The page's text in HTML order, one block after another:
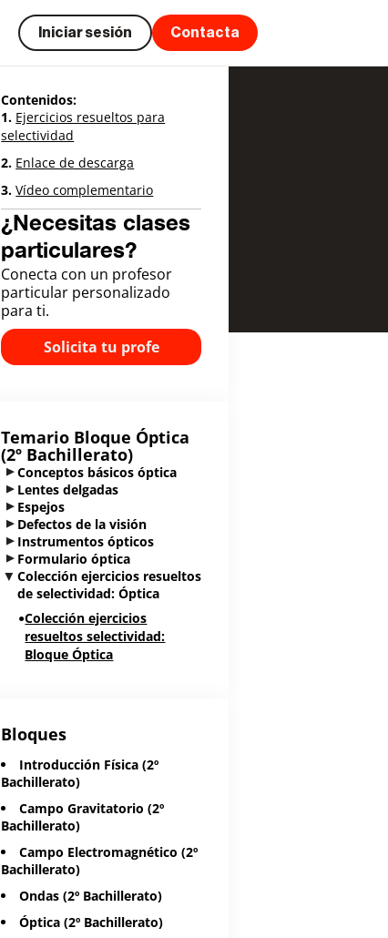
Iniciar sesión Contacta
Contenidos:
Ejercicios resueltos para
selectividad
Enlace de descarga
Vídeo complementario
¿Necesitas clases
particulares?
Conecta con un profesor
particular personalizado
para ti.
Solicita tu profe
Temario Bloque Óptica
(2º Bachillerato)
Conceptos básicos óptica
Lentes delgadas
Espejos
Defectos de la visión
Instrumentos ópticos
Formulario óptica
Colección ejercicios resueltos
de selectividad: Óptica
Colección ejercicios
resueltos selectividad:
Bloque Óptica
Bloques
Introducción Física (2º
Bachillerato)
Campo Gravitatorio (2º
Bachillerato)
Campo Electromagnético (2º
Bachillerato)
Ondas (2º Bachillerato)
Óptica (2º Bachillerato)